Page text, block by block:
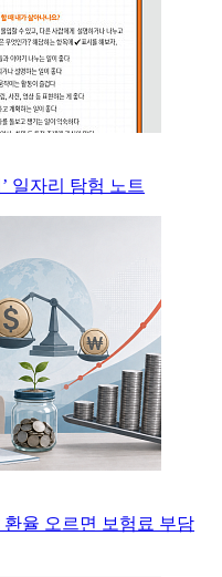
일자리 탐험 노트
율 오르면 보험료 부담